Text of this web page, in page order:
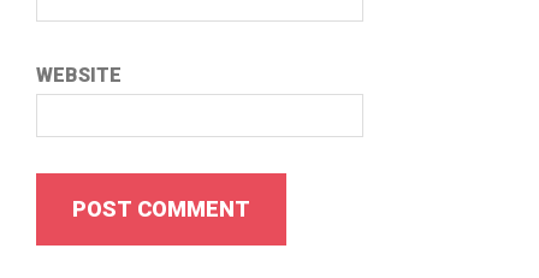
WEBSITE